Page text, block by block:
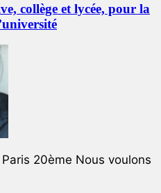
collège et lycée, pour la
Paris 20ème Nous voulons